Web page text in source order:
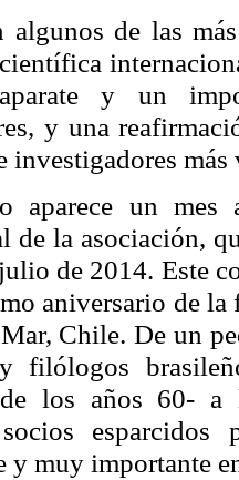
algunos de las
y un
y una
investigadores más
aparece un
de la asociación,
de 2014. Este
aniversario de
Chile. De un
filólogos
de los años 60-
socios
y muy importante